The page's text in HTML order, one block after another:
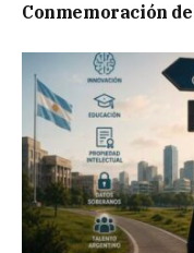
Conmemoración